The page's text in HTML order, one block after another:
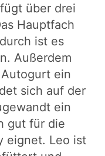
über drei
Hauptfach
ist es
Außerdem
ein
sich auf der
ein
gut für die
eignet. Leo ist